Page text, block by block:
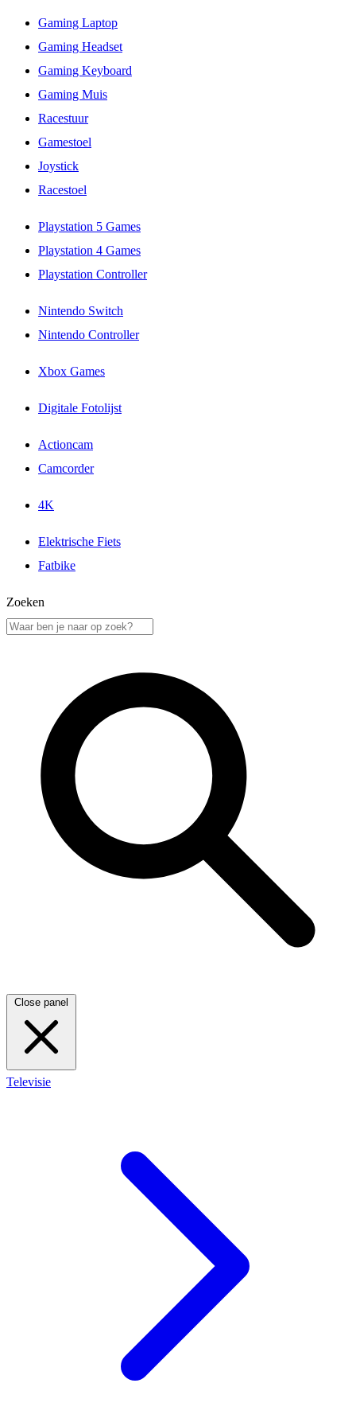
Gaming Laptop
Gaming Headset
Gaming Keyboard
Gaming Muis
Racestuur
Gamestoel
Joystick
Racestoel
Playstation 5 Games
Playstation 4 Games
Playstation Controller
Nintendo Switch
Nintendo Controller
Xbox Games
Digitale Fotolijst
Actioncam
Camcorder
4K
Elektrische Fiets
Fatbike
Zoeken
Close panel
Televisie